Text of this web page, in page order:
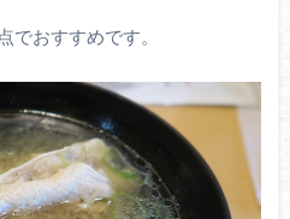
でおすすめです。